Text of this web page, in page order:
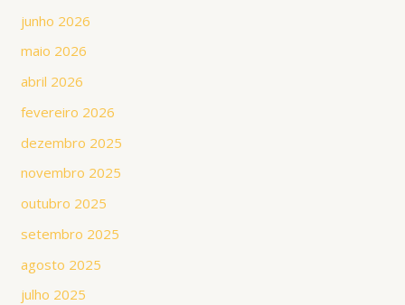
junho 2026
maio 2026
abril 2026
fevereiro 2026
dezembro 2025
novembro 2025
outubro 2025
setembro 2025
agosto 2025
julho 2025